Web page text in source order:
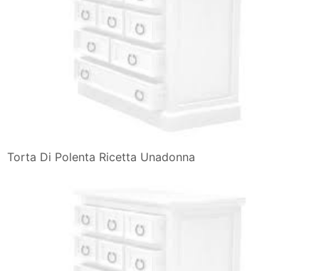
Torta Di Polenta Ricetta Unadonna